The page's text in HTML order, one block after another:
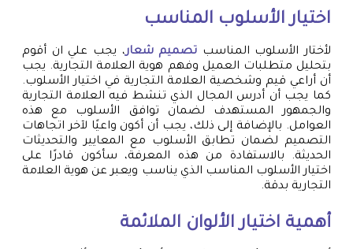
اختيار الأسلوب المناسب
لأختار الأسلوب المناسب تصميم شعار، يجب علي ان أقوم
بتحليل متطلبات العميل وفهم هوية العلامة التجارية. يجب
أن أراعي قيم وشخصية العلامة التجارية في اختيار الأسلوب.
كما يجب أن أدرس المجال الذي تنشط فيه العلامة التجارية
والجمهور المستهدف لضمان توافق الأسلوب مع هذه
العوامل. بالإضافة إلى ذلك، يجب أن أكون واعيًا لآخر اتجاهات
التصميم لضمان تطابق الأسلوب مع المعايير والتحديثات
الحديثة. بالاستفادة من هذه المعرفة، سأكون قادرًا على
اختيار الأسلوب المناسب الذي يناسب ويعبر عن هوية العلامة
التجارية بدقة.
أهمية اختيار الألوان الملائمة